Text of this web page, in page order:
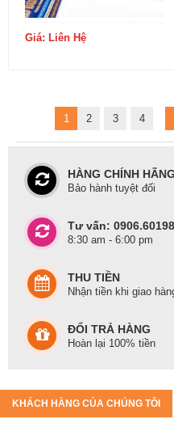
Giá: Liên Hệ
1 2 3 4
HÀNG CHÍNH HÃNG
Bảo hành tuyệt đối
Tư vấn:
8:30 am - 6:00 pm
THU TIỀN
Nhận tiền khi giao
ĐỔI TRẢ HÀNG
Hoàn lại 100% tiền
KHÁCH HÀNG CỦA CHÚNG TÔI